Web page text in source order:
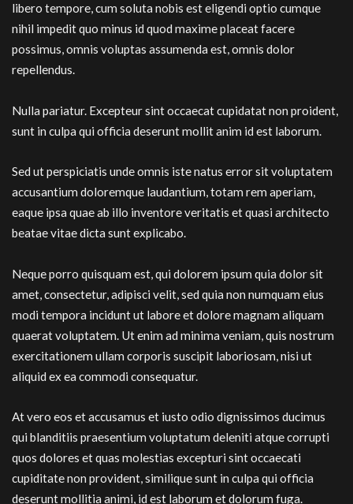
libero tempore, cum soluta nobis est eligendi optio cumque
nihil impedit quo minus id quod maxime placeat facere
possimus, omnis voluptas assumenda est, omnis dolor
repellendus.
Nulla pariatur. Excepteur sint occaecat cupidatat non proident,
sunt in culpa qui officia deserunt mollit anim id est laborum.
Sed ut perspiciatis unde omnis iste natus error sit voluptatem
accusantium doloremque laudantium, totam rem aperiam,
eaque ipsa quae ab illo inventore veritatis et quasi architecto
beatae vitae dicta sunt explicabo.
Neque porro quisquam est, qui dolorem ipsum quia dolor sit
amet, consectetur, adipisci velit, sed quia non numquam eius
modi tempora incidunt ut labore et dolore magnam aliquam
quaerat voluptatem. Ut enim ad minima veniam, quis nostrum
exercitationem ullam corporis suscipit laboriosam, nisi ut
aliquid ex ea commodi consequatur.
At vero eos et accusamus et iusto odio dignissimos ducimus
qui blanditiis praesentium voluptatum deleniti atque corrupti
quos dolores et quas molestias excepturi sint occaecati
cupiditate non provident, similique sunt in culpa qui officia
deserunt mollitia animi, id est laborum et dolorum fuga.